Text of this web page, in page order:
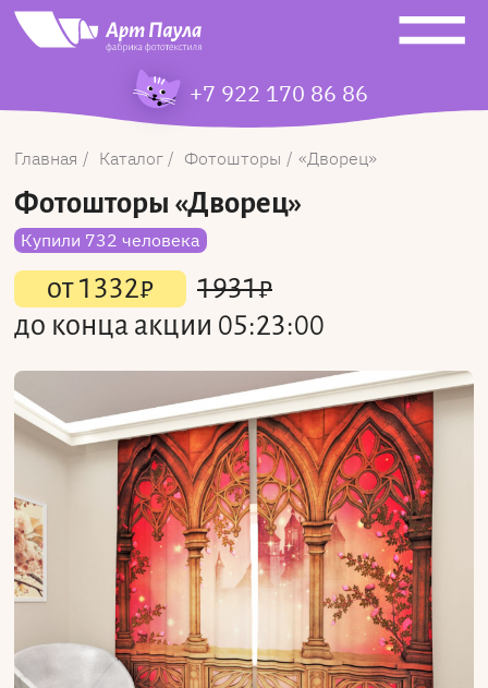
+7 922 170 86 86
Главная Каталог Фотошторы Дворец
Фотошторы «Дворец»
Купили 732 человека
от1332₽ 1931₽
до конца акции 05:23:00